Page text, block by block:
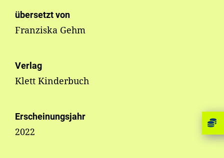
übersetzt von
Franziska Gehm
Verlag
Klett Kinderbuch
Erscheinungsjahr
2022